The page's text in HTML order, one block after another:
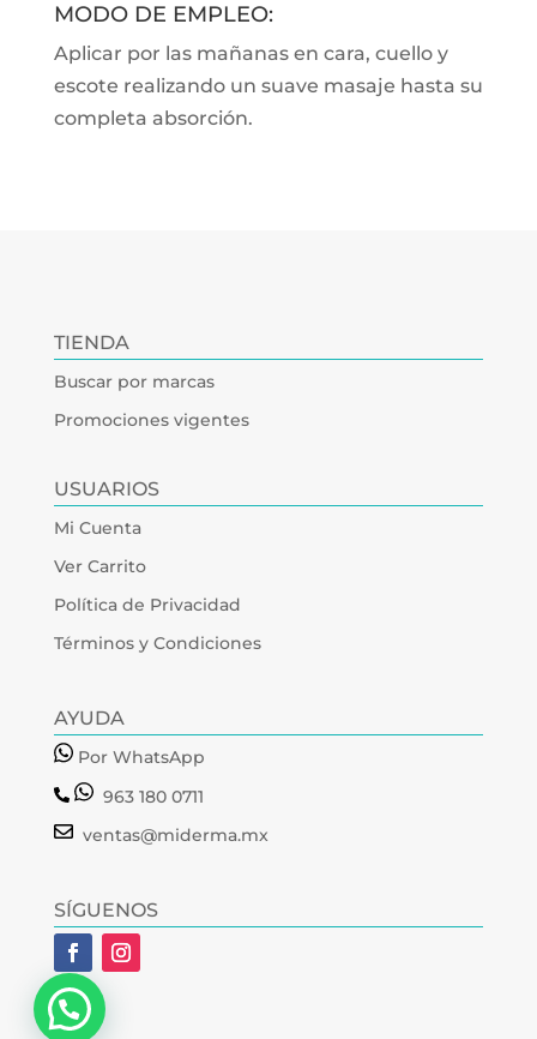
MODO DE EMPLEO:
Aplicar por las mañanas en cara, cuello y
escote realizando un suave masaje hasta su
completa absorción.
TIENDA
Buscar por marcas
Promociones vigentes
USUARIOS
Mi Cuenta
Ver Carrito
Política de Privacidad
Términos y Condiciones
AYUDA
Por WhatsApp
963 180 0711
ventas@miderma.mx
SÍGUENOS